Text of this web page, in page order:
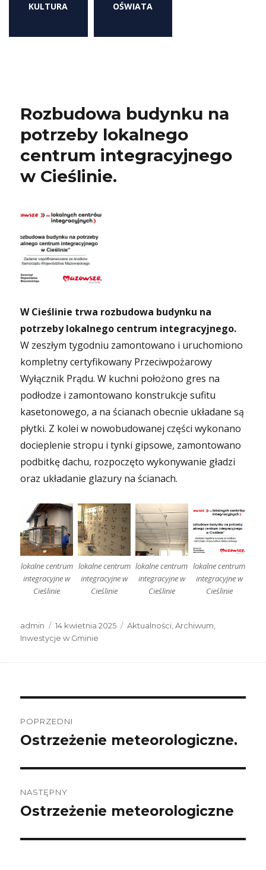
KULTURA OŚWIATA
Rozbudowa budynku na
potrzeby lokalnego
centrum integracyjnego
w Cieślinie.
W Cieślinie trwa rozbudowa budynku na
potrzeby lokalnego centrum integracyjnego.
W zeszłym tygodniu zamontowano i uruchomiono
kompletny certyfikowany Przeciwpożarowy
Wyłącznik Prądu. W kuchni położono gres na
podłodze i zamontowano konstrukcje sufitu
kasetonowego, a na ścianach obecnie układane są
płytki. Z kolei w nowobudowanej części wykonano
docieplenie stropu i tynki gipsowe, zamontowano
podbitkę dachu, rozpoczęto wykonywanie gładzi
oraz układanie glazury na ścianach.
lokalne centrum
integracyjne w
Cieślinie
lokalne centrum
integracyjne w
Cieślinie
lokalne centrum
integracyjne w
Cieślinie
lokalne centrum
integracyjne w
Cieślinie
Autor
admin
Data
publikacji
14 kwietnia 2025 Kategorie
Aktualności ,Archiwum
Inwestycje w Gminie
wpisu
POPRZEDNI
Poprzedni
Ostrzeżenie meteorologiczne.
NASTĘPNY
Następny
Ostrzeżenie meteorologiczne